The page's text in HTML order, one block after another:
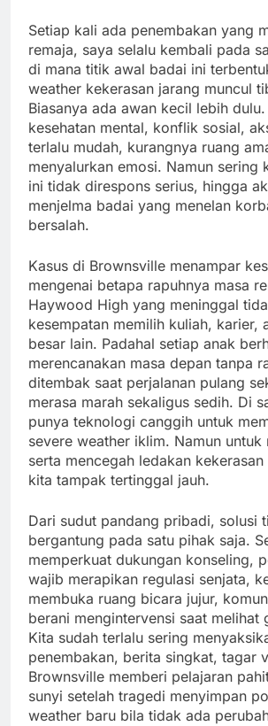
Setiap kali ada penembakan yang
remaja, saya selalu kembali pada
di mana titik awal badai ini
weather kekerasan jarang muncul
Biasanya ada awan kecil lebih
kesehatan mental, konflik sosial,
terlalu mudah, kurangnya ruang
menyalurkan emosi. Namun sering
ini tidak direspons serius, hingga
menjelma badai yang menelan
bersalah.
Kasus di Brownsville menampar
mengenai betapa rapuhnya masa
Haywood High yang meninggal
kesempatan memilih kuliah, karier,
besar lain. Padahal setiap anak
merencanakan masa depan tanpa
ditembak saat perjalanan pulang
merasa marah sekaligus sedih. Di
punya teknologi canggih untuk
severe weather iklim. Namun untuk
serta mencegah ledakan
kita tampak tertinggal jauh.
Dari sudut pandang pribadi, solusi
bergantung pada satu pihak saja.
memperkuat dukungan konseling,
wajib merapikan regulasi senjata,
membuka ruang bicara jujur,
berani mengintervensi saat melihat
Kita sudah terlalu sering
penembakan, berita singkat, tagar
Brownsville memberi pelajaran
sunyi setelah tragedi menyimpan
weather baru bila tidak ada